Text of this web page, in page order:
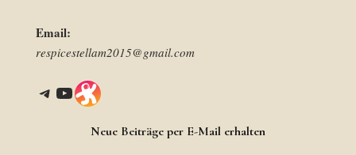
Email:
respicestellam2015@gmail.com
Telegram YouTube Link
Neue Beiträge per E-Mail erhalten